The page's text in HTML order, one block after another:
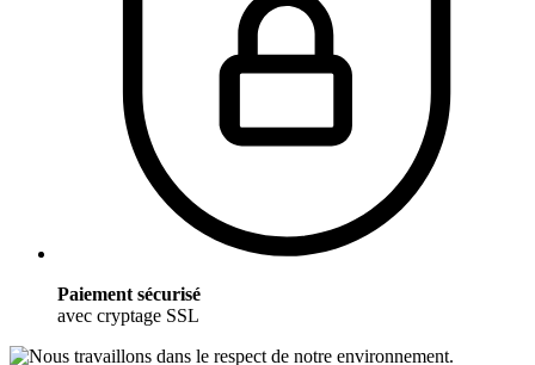
Paiement sécurisé
avec cryptage SSL